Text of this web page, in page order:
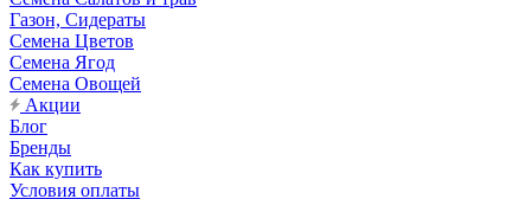
Газон, Сидераты
Семена Цветов
Семена Ягод
Семена Овощей
Акции
Блог
Бренды
Как купить
Условия оплаты